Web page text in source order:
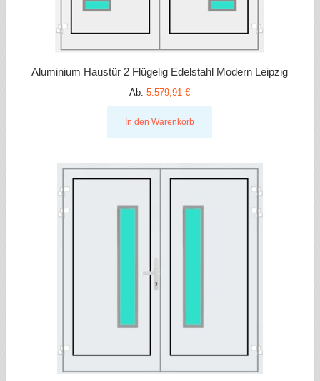
Aluminium Haustür 2 Flügelig Edelstahl Modern Leipzig
Ab:5.579,91 €
In den Warenkorb